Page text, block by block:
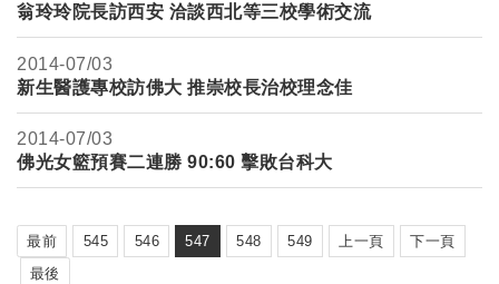
翁玲玲院長訪西安 洽談西北等三校學術交流
2014-07/03
新生醫護專校訪佛大 推崇校長治校理念佳
2014-07/03
佛光女籃預賽二連勝 90:60 擊敗台科大
最前 545 546 547 548 549 上一頁
下一頁
最後